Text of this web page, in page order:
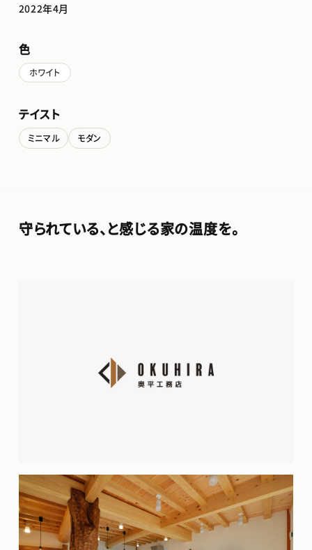
2022年4月
色
ホワイト
テイスト
ミニマル モダン
守られている、と感じる家の温度を。